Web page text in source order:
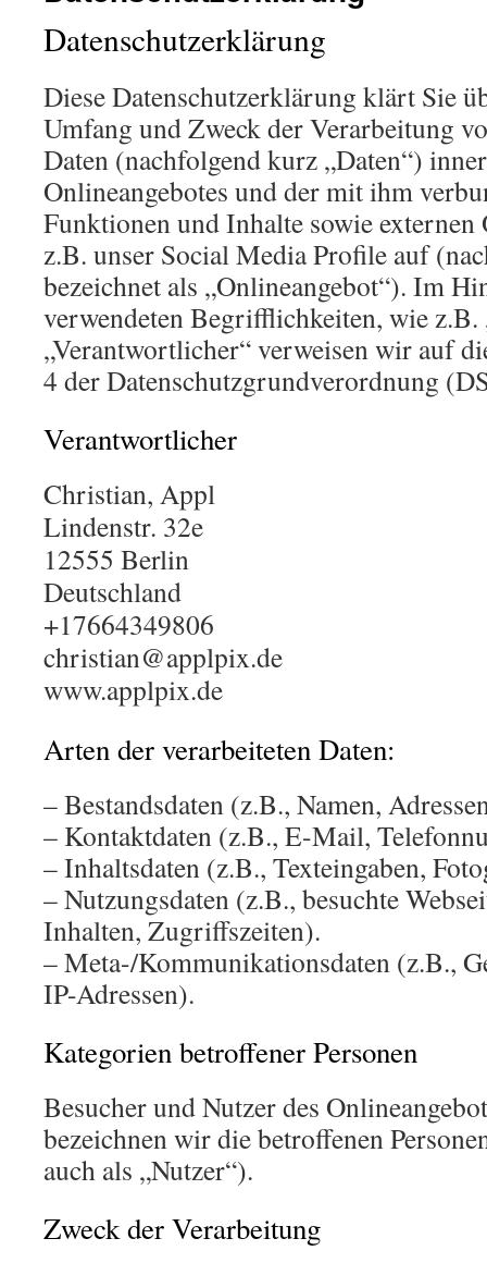
Datenschutzerklärung
Diese Datenschutzerklärung klärt Sie
Umfang und Zweck der Verarbeitung
Daten (nachfolgend kurz „Daten“)
Onlineangebotes und der mit ihm
Funktionen und Inhalte sowie externen
z.B. unser Social Media Profile auf
bezeichnet als „Onlineangebot“). Im
verwendeten Begrifflichkeiten, wie z.B.
„Verantwortlicher“ verweisen wir auf
4 der Datenschutzgrundverordnung
Verantwortlicher
Christian, Appl
Lindenstr. 32e
12555 Berlin
Deutschland
+17664349806
christian@applpix.de
www.applpix.de
Arten der verarbeiteten Daten:
– Bestandsdaten (z.B., Namen,
– Kontaktdaten (z.B., E-Mail,
– Inhaltsdaten (z.B., Texteingaben,
– Nutzungsdaten (z.B., besuchte
Inhalten, Zugriffszeiten).
– Meta-/Kommunikationsdaten (z.B.,
IP-Adressen).
Kategorien betroffener Personen
Besucher und Nutzer des
bezeichnen wir die betroffenen
auch als „Nutzer“).
Zweck der Verarbeitung